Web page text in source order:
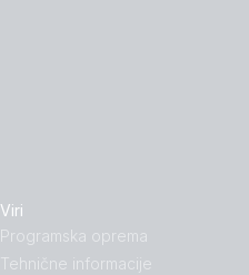
Viri
Programska oprema
Tehnične informacije